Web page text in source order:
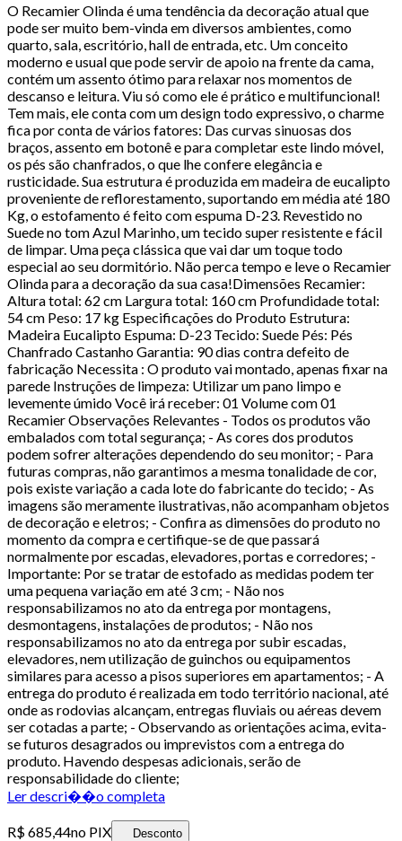
O Recamier Olinda é uma tendência da decoração atual que
pode ser muito bem-vinda em diversos ambientes, como
quarto, sala, escritório, hall de entrada, etc. Um conceito
moderno e usual que pode servir de apoio na frente da cama,
contém um assento ótimo para relaxar nos momentos de
descanso e leitura. Viu só como ele é prático e multifuncional!
Tem mais, ele conta com um design todo expressivo, o charme
fica por conta de vários fatores: Das curvas sinuosas dos
braços, assento em botonê e para completar este lindo móvel,
os pés são chanfrados, o que lhe confere elegância e
rusticidade. Sua estrutura é produzida em madeira de eucalipto
proveniente de reflorestamento, suportando em média até 180
Kg, o estofamento é feito com espuma D-23. Revestido no
Suede no tom Azul Marinho, um tecido super resistente e fácil
de limpar. Uma peça clássica que vai dar um toque todo
especial ao seu dormitório. Não perca tempo e leve o Recamier
Olinda para a decoração da sua casa!Dimensões Recamier:
Altura total: 62 cm Largura total: 160 cm Profundidade total:
54 cm Peso: 17 kg Especificações do Produto Estrutura:
Madeira Eucalipto Espuma: D-23 Tecido: Suede Pés: Pés
Chanfrado Castanho Garantia: 90 dias contra defeito de
fabricação Necessita : O produto vai montado, apenas fixar na
parede Instruções de limpeza: Utilizar um pano limpo e
levemente úmido Você irá receber: 01 Volume com 01
Recamier Observações Relevantes - Todos os produtos vão
embalados com total segurança; - As cores dos produtos
podem sofrer alterações dependendo do seu monitor; - Para
futuras compras, não garantimos a mesma tonalidade de cor,
pois existe variação a cada lote do fabricante do tecido; - As
imagens são meramente ilustrativas, não acompanham objetos
de decoração e eletros; - Confira as dimensões do produto no
momento da compra e certifique-se de que passará
normalmente por escadas, elevadores, portas e corredores; -
Importante: Por se tratar de estofado as medidas podem ter
uma pequena variação em até 3 cm; - Não nos
responsabilizamos no ato da entrega por montagens,
desmontagens, instalações de produtos; - Não nos
responsabilizamos no ato da entrega por subir escadas,
elevadores, nem utilização de guinchos ou equipamentos
similares para acesso a pisos superiores em apartamentos; - A
entrega do produto é realizada em todo território nacional, até
onde as rodovias alcançam, entregas fluviais ou aéreas devem
ser cotadas a parte; - Observando as orientações acima, evita-
se futuros desagrados ou imprevistos com a entrega do
produto. Havendo despesas adicionais, serão de
responsabilidade do cliente;
Ler descri��o completa
R$ 685,44no PIX Desconto